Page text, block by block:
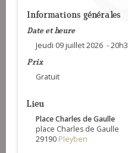
Informations générales
Date et heure
Jeudi 09 juillet 2026 -
Prix
Gratuit
Lieu
Place Charles de Gaulle
place Charles de Gaulle
29190 Pleyben